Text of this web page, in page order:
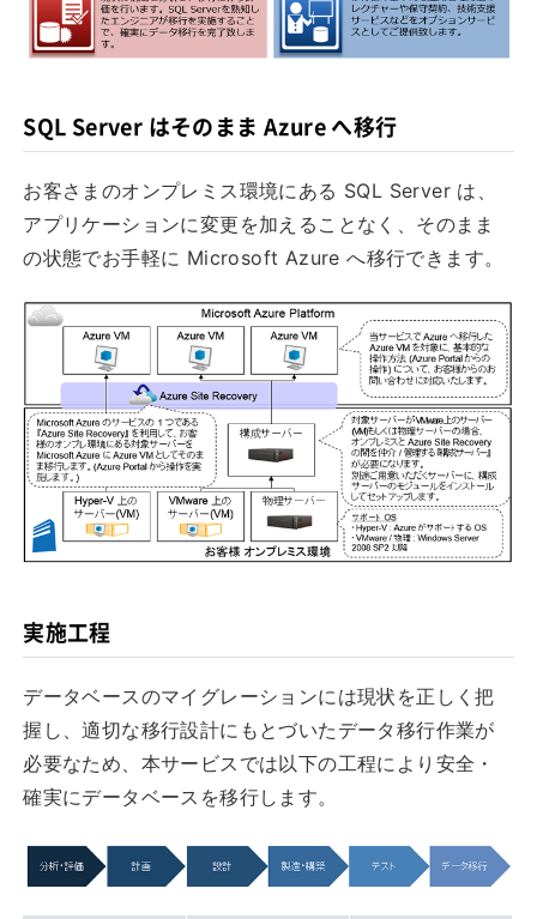
SQL Server はそのまま Azure へ移行
お客さまのオンプレミス環境にある SQL Server は、
アプリケーションに変更を加えることなく、そのまま
の状態でお手軽に Microsoft Azure へ移行できます。
実施工程
データベースのマイグレーションには現状を正しく把
握し、適切な移行設計にもとづいたデータ移行作業が
必要なため、本サービスでは以下の工程により安全・
確実にデータベースを移行します。